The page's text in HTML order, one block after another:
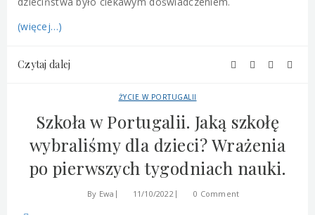
(więcej…)
Czytaj dalej
ŻYCIE W PORTUGALII
Szkoła w Portugalii. Jaką szkołę
wybraliśmy dla dzieci? Wrażenia
po pierwszych tygodniach nauki.
By Ewa 11/10/2022 0 Comment